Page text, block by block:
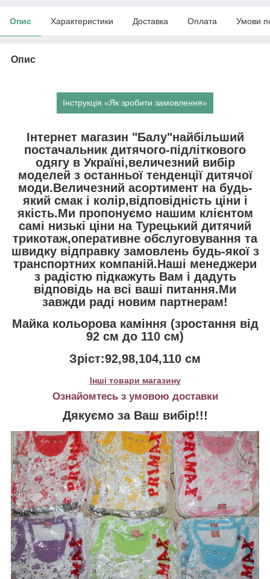
Опис Характеристики Доставка Оплата Умови
Опис
Інструкція «Як зробити замовлення»
Інтернет магазин "Балу"найбільший
постачальник дитячого-підліткового
одягу в Україні,величезний вибір
моделей з останньої тенденції дитячої
моди.Величезний асортимент на будь-
який смак і колір,відповідність ціни і
якість.Ми пропонуємо нашим клієнтом
самі низькі ціни на Турецький дитячий
трикотаж,оперативне обслуговування та
швидку відправку замовлень будь-якої з
транспортних компаній.Наші менеджери
з радістю підкажуть Вам і дадуть
відповідь на всі ваші питання.Ми
завжди раді новим партнерам!
Майка кольорова каміння (зростання від
92 см до 110 см)
Зріст:92,98,104,110 см
Інші товари магазину
Ознайомтесь з умовою доставки
Дякуємо за Ваш вибір!!!